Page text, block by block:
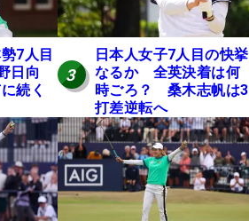
7人目
日向
続く
3
日本人女子7人目の快挙
なるか 全英決着は何
時ごろ？ 桑木志帆は3
打差逆転へ